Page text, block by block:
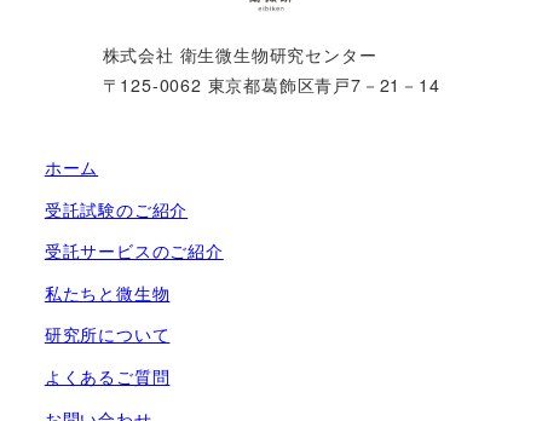
株式会社 衛生微生物研究センター
〒125-0062 東京都葛飾区青戸7－21－14
ホーム
受託試験のご紹介
受託サービスのご紹介
私たちと微生物
研究所について
よくあるご質問